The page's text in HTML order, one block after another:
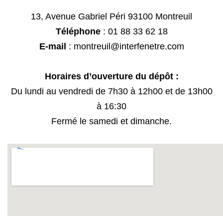
13, Avenue Gabriel Péri 93100 Montreuil
Téléphone: 01 88 33 62 18
E-mail : montreuil@interfenetre.com
Horaires d’ouverture du dépôt :
Du lundi au vendredi de 7h30 à 12h00 et de 13h00
à 16:30
Fermé le samedi et dimanche.